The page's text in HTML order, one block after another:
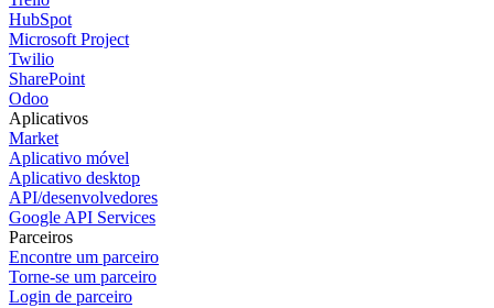
HubSpot
Microsoft Project
Twilio
SharePoint
Odoo
Aplicativos
Market
Aplicativo móvel
Aplicativo desktop
API/desenvolvedores
Google API Services
Parceiros
Encontre um parceiro
Torne-se um parceiro
Login de parceiro